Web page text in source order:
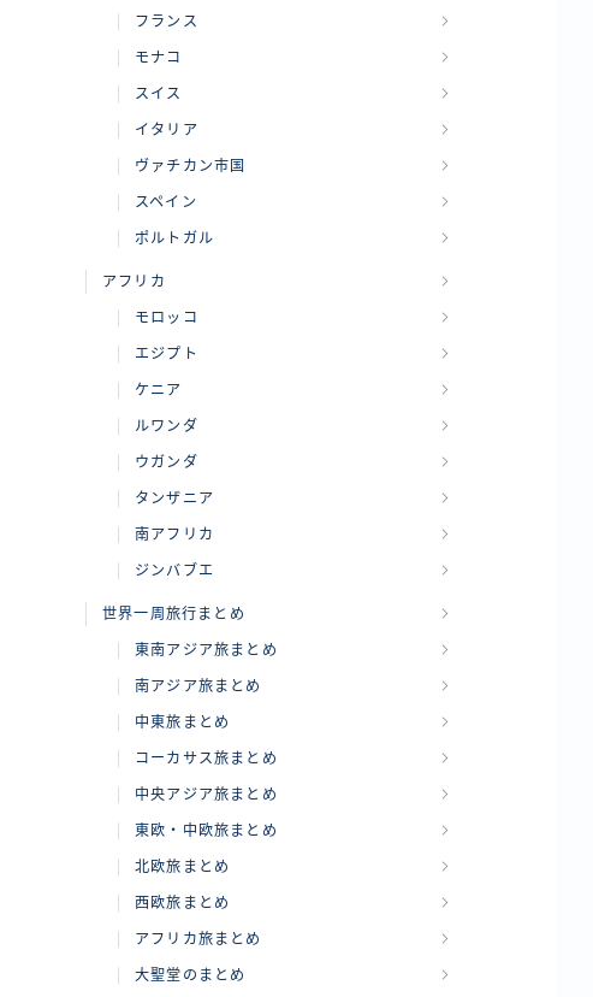
フランス
モナコ
スイス
イタリア
ヴァチカン市国
スペイン
ポルトガル
アフリカ
モロッコ
エジプト
ケニア
ルワンダ
ウガンダ
タンザニア
南アフリカ
ジンバブエ
世界一周旅行まとめ
東南アジア旅まとめ
南アジア旅まとめ
中東旅まとめ
コーカサス旅まとめ
中央アジア旅まとめ
東欧・中欧旅まとめ
北欧旅まとめ
西欧旅まとめ
アフリカ旅まとめ
大聖堂のまとめ